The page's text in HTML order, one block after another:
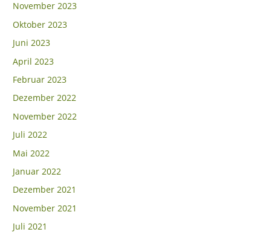
November 2023
Oktober 2023
Juni 2023
April 2023
Februar 2023
Dezember 2022
November 2022
Juli 2022
Mai 2022
Januar 2022
Dezember 2021
November 2021
Juli 2021